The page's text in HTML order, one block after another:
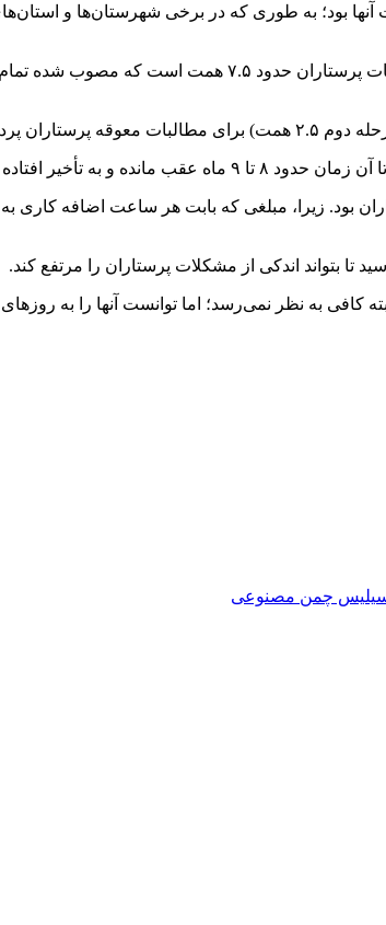
بود؛ به طوری که در برخی شهرستان‌ها و
وزیر بهداشت، در واکنش به اعتراض‌های پرستاران، گفت: جمع
بود، پرداخت شود.
زیرا، مبلغی که بابت هر ساعت اضافه کاری به
کافی به نظر نمی‌رسد؛ اما توانست آنها را به
سیلیس چمن مصنوعی